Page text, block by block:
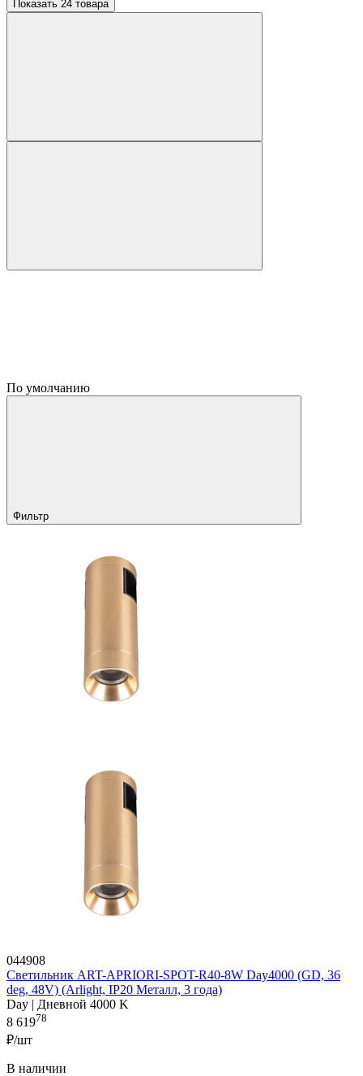
Показать 24 товара
По умолчанию
Фильтр
044908
Светильник ART-APRIORI-SPOT-R40-8W Day4000 (GD, 36
deg, 48V) (Arlight, IP20 Металл, 3 года)
Day | Дневной 4000 K
8 61978
₽/шт
В наличии